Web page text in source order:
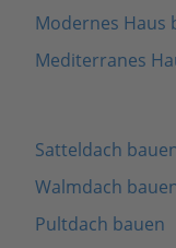
Modernes Haus
Mediterranes
Satteldach
Walmdach
Pultdach bauen